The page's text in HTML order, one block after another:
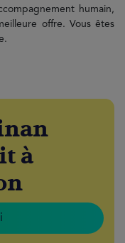
humain,
offre. Vous êtes
à